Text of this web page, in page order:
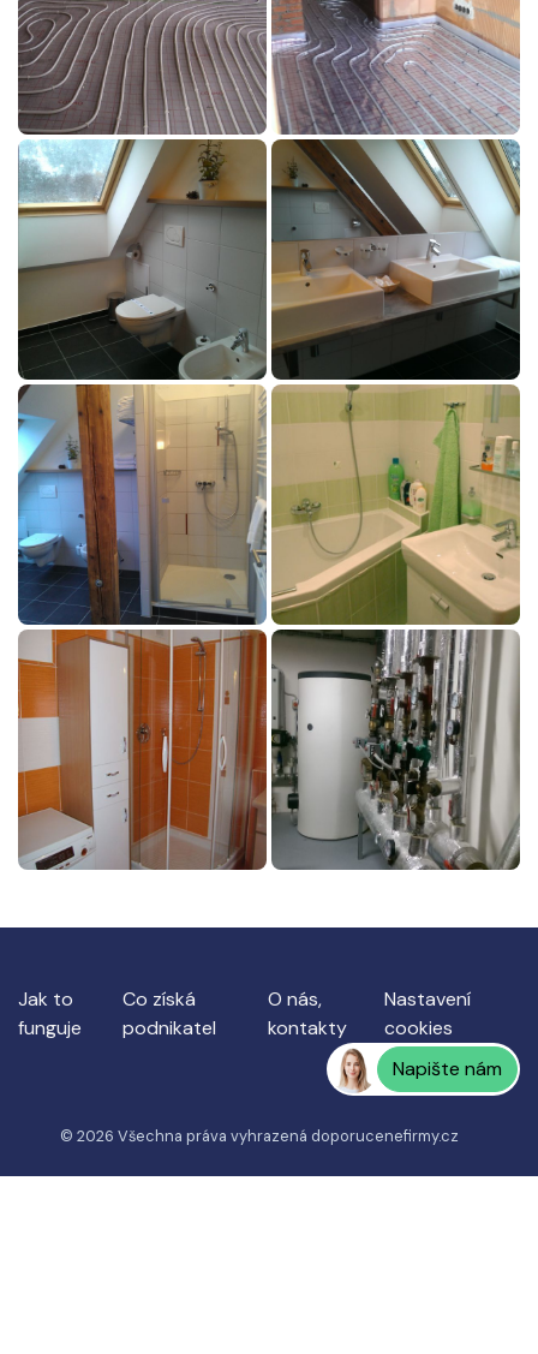
Jak to
funguje
Co získá
podnikatel
O nás,
kontakty
Nastavení
cookies
Napište nám
© 2026 Všechna práva vyhrazená doporucenefirmy.cz